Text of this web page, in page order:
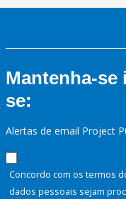
Mantenha-se
se:
Alertas de email Project
Concordo com os termos
dados pessoais sejam